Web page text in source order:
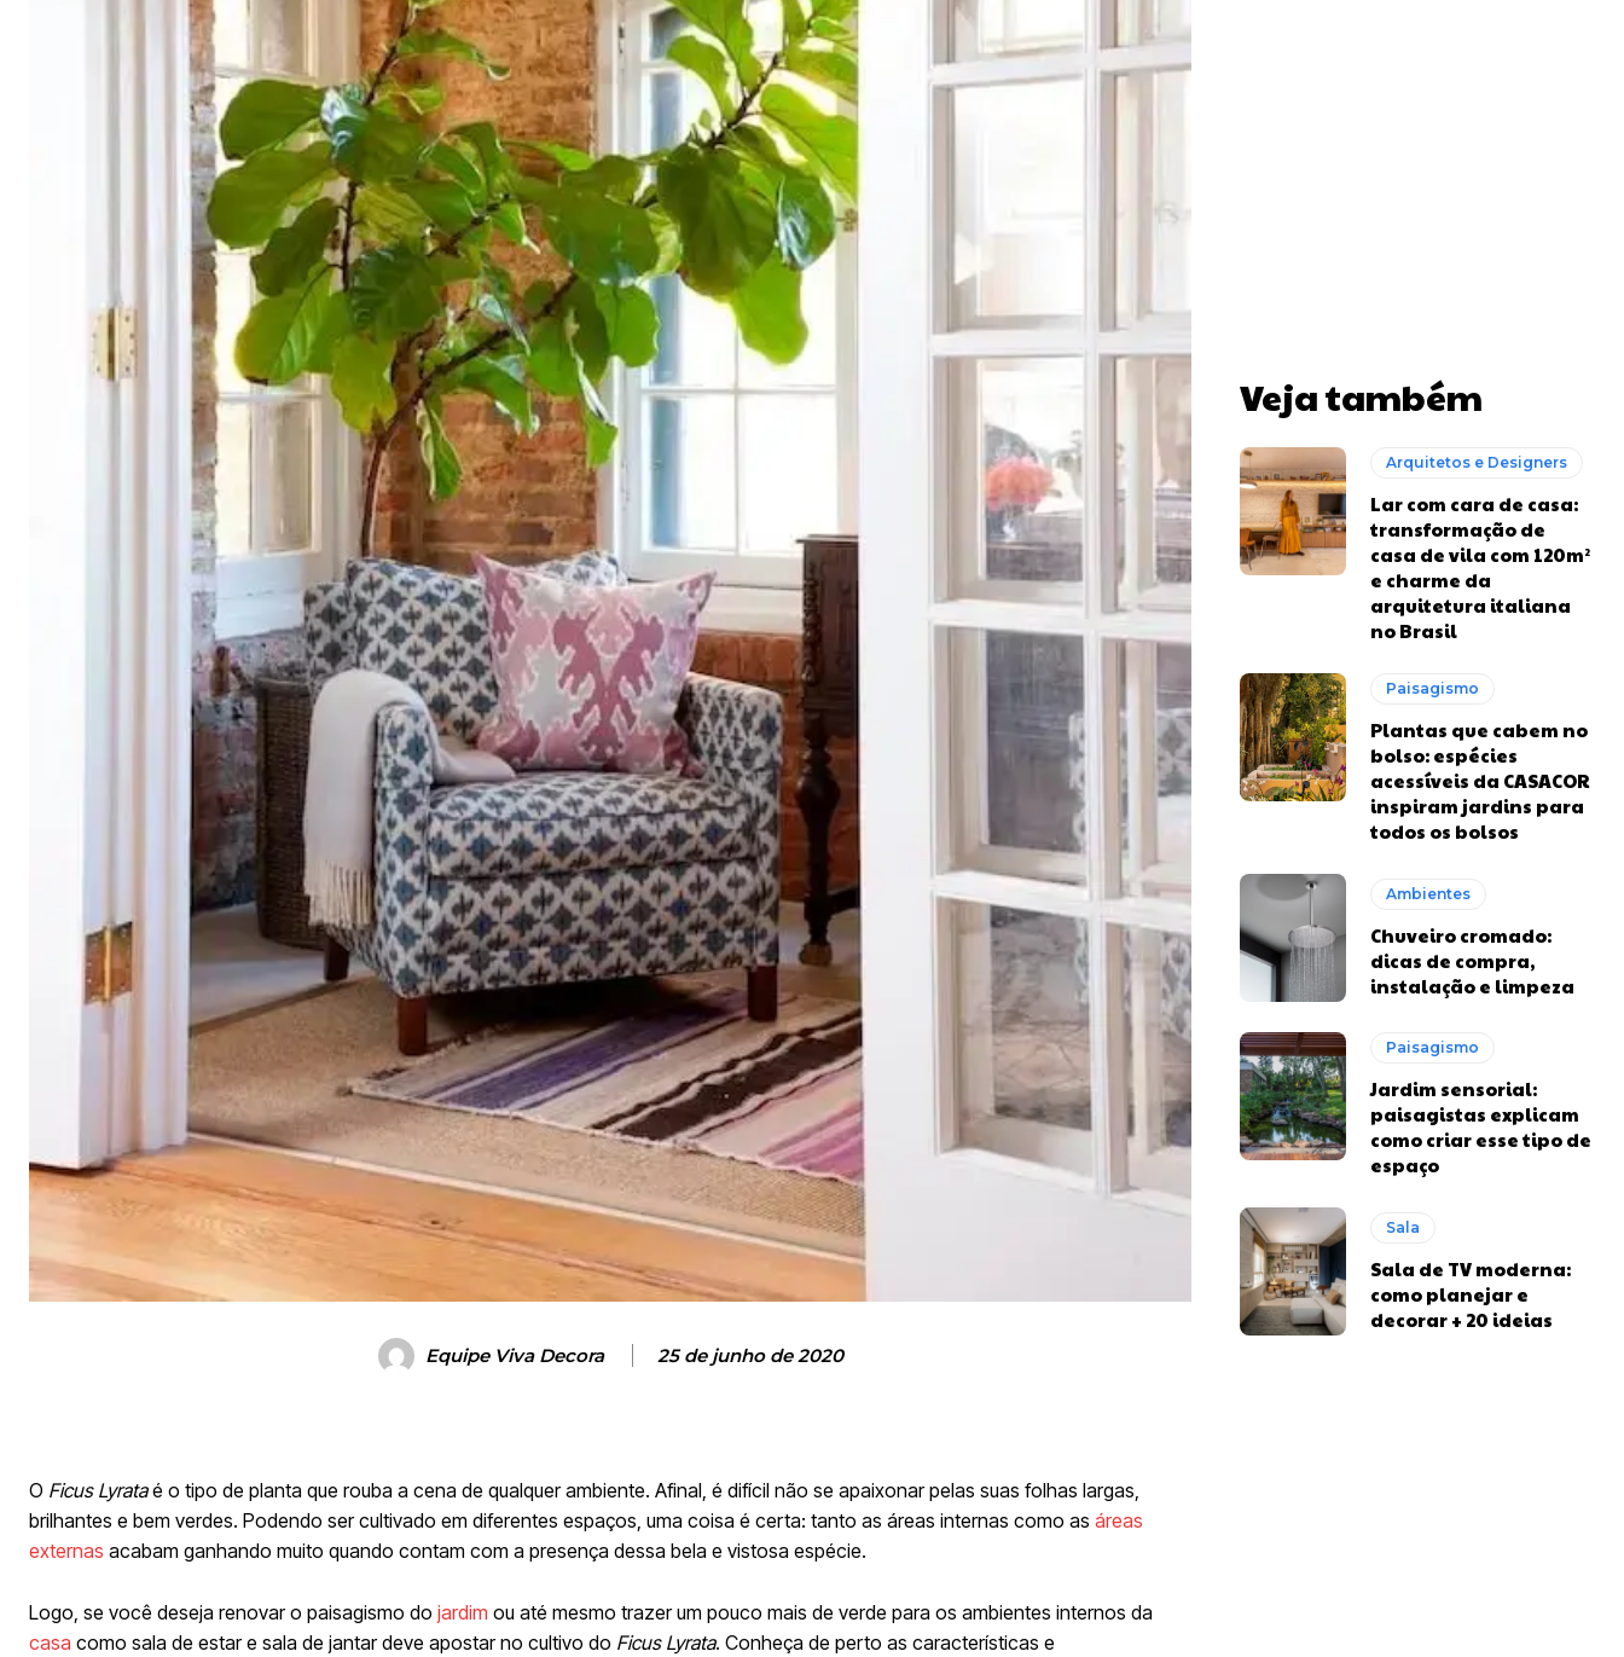
Equipe Viva Decora 25 de junho de 2020
O Ficus Lyrataé o tipo de planta que rouba a cena de qualquer ambiente. Afinal, é difícil não se apaixonar pelas suas folhas largas,
brilhantes e bem verdes. Podendo ser cultivado em diferentes espaços, uma coisa é certa: tanto as áreas internas como as áreas
externas acabam ganhando muito quando contam com a presença dessa bela e vistosa espécie.
Logo, se você deseja renovar o paisagismo do jardim ou até mesmo trazer um pouco mais de verde para os ambientes internos da
casa como sala de estar e sala de jantar deve apostar no cultivo do Ficus Lyrata. Conheça de perto as características e
Veja também
Arquitetos e Designers
Lar com cara de casa:
transformação de
casa de vila com 120m²
e charme da
arquitetura italiana
no Brasil
Paisagismo
Plantas que cabem no
bolso: espécies
acessíveis da CASACOR
inspiram jardins para
todos os bolsos
Ambientes
Chuveiro cromado:
dicas de compra,
instalação e limpeza
Paisagismo
Jardim sensorial:
paisagistas explicam
como criar esse tipo de
espaço
Sala
Sala de TV moderna:
como planejar e
decorar + 20 ideias